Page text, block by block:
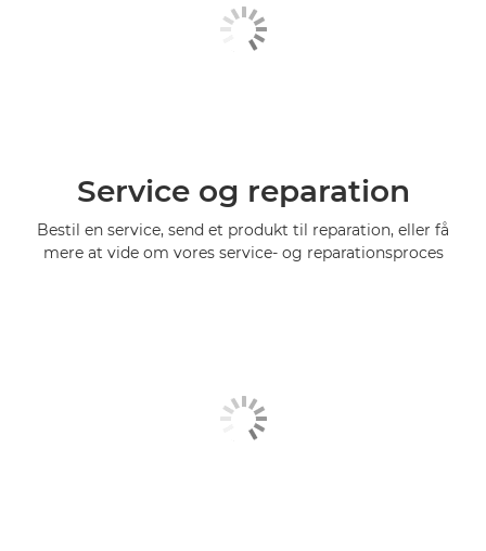
Service og reparation
Bestil en service, send et produkt til reparation, eller få
mere at vide om vores service- og reparationsproces